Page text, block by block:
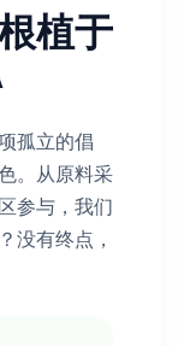
植于
孤立的倡
。从原料采
参与，我们
没有终点，